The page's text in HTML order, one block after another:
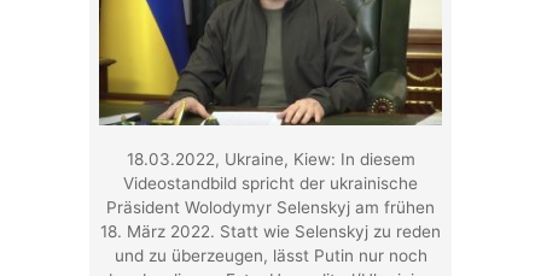
18.03.2022, Ukraine, Kiew: In diesem
Videostandbild spricht der ukrainische
Präsident Wolodymyr Selenskyj am frühen
18. März 2022. Statt wie Selenskyj zu reden
und zu überzeugen, lässt Putin nur noch